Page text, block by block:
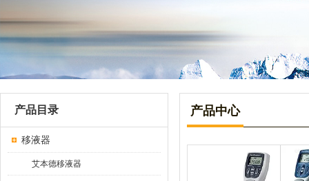
产品目录
移液器
艾本德移液器
产品中心